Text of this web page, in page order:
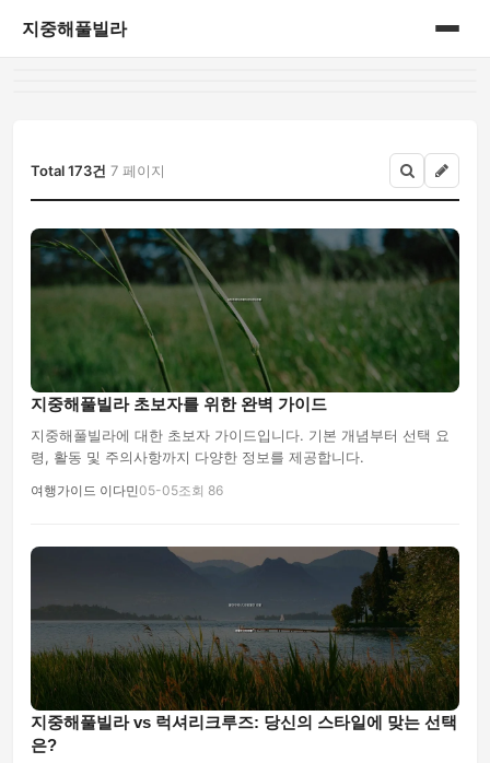
지중해풀빌라
Total 173건 7 페이지
지중해풀빌라 초보자를 위한 완벽 가이드
지중해풀빌라에 대한 초보자 가이드입니다. 기본 개념부터 선택 요
령, 활동 및 주의사항까지 다양한 정보를 제공합니다.
여행가이드 이다민05-05조회 86
지중해풀빌라 vs 럭셔리크루즈: 당신의 스타일에 맞는 선택
은?